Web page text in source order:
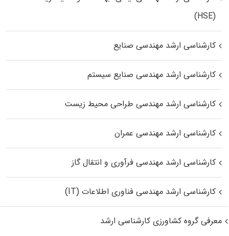
(HSE)
کارشناسی ارشد مهندسی صنایع
کارشناسی ارشد مهندسی صنایع سیستم
کارشناسی ارشد مهندسی طراحی محیط زیست
کارشناسی ارشد مهندسی عمران
کارشناسی ارشد مهندسی فرآوری و انتقال گاز
کارشناسی ارشد مهندسی فناوری اطلاعات (IT)
معرفی گروه کشاورزی کارشناسی ارشد